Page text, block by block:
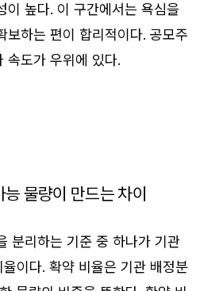
이 높다. 이 구간에서는 욕심을
보하는 편이 합리적이다. 공모주
속도가 우위에 있다.
물량이 만드는 차이
분리하는 기준 중 하나가 기관
이다. 확약 비율은 기관 배정분